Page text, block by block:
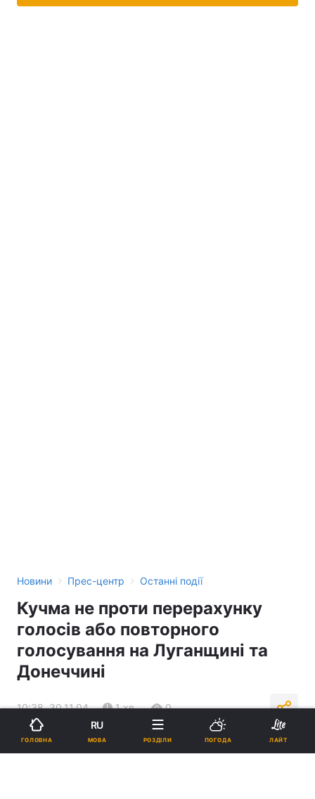
Новини › Прес-центр › Останні події
Кучма не проти перерахунку
голосів або повторного
голосування на Луганщині та
Донеччині
10:38, 30.11.04 1 хв. 0
Підпишіться на нас в Google
ГОЛОВНА
RU
МОВА РОЗДІЛИ ПОГОДА ЛАЙТ